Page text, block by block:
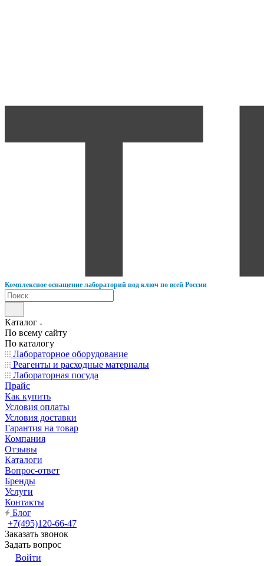
Комплексное оснащение лабораторий под ключ по всей России
Каталог
По всему сайту
По каталогу
Лабораторное оборудование
Реагенты и расходные материалы
Лабораторная посуда
Прайс
Как купить
Условия оплаты
Условия доставки
Гарантия на товар
Компания
Отзывы
Каталоги
Вопрос-ответ
Бренды
Услуги
Контакты
Блог
+7(495)120-66-47
Заказать звонок
Задать вопрос
Войти